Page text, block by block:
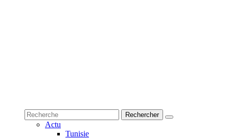
Actu
Tunisie